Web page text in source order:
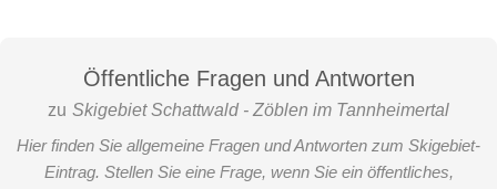
Öffentliche Fragen und Antworten
zu Skigebiet Schattwald - Zöblen im Tannheimertal
Hier finden Sie allgemeine Fragen und Antworten zum Skigebiet-
Eintrag. Stellen Sie eine Frage, wenn Sie ein öffentliches,